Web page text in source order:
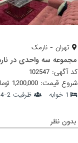
تهران - نارمک
مجموعه سه واحدی در
کد آگهی: 102547
شروع قیمت: 1,200,000 تومان
1 خوابه ظرفیت 2-4 نفر
بدون نظر